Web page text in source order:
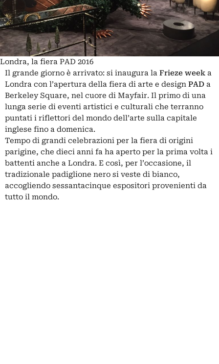
Londra, la fiera PAD 2016
Il grande giorno è arrivato: si inaugura la Frieze week a
Londra con l’apertura della fiera di arte e design PAD a
Berkeley Square, nel cuore di Mayfair. Il primo di una
lunga serie di eventi artistici e culturali che terranno
puntati i riflettori del mondo dell’arte sulla capitale
inglese fino a domenica.
Tempo di grandi celebrazioni per la fiera di origini
parigine, che dieci anni fa ha aperto per la prima volta i
battenti anche a Londra. E così, per l’occasione, il
tradizionale padiglione nero si veste di bianco,
accogliendo sessantacinque espositori provenienti da
tutto il mondo.